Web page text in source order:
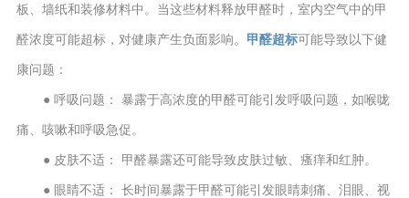
板、墙纸和装修材料中。当这些材料释放甲醛时，室内空气中的甲
醛浓度可能超标，对健康产生负面影响。 甲醛超标可能导致以下健
康问题：
● 呼吸问题： 暴露于高浓度的甲醛可能引发呼吸问题，如喉咙
痛、咳嗽和呼吸急促。
● 皮肤不适： 甲醛暴露还可能导致皮肤过敏、瘙痒和红肿。
● 眼睛不适： 长时间暴露于甲醛可能引发眼睛刺痛、泪眼、视